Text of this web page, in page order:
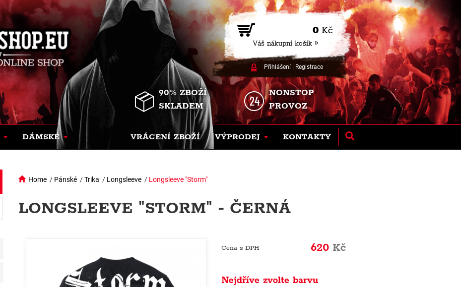
0 Kč
Váš nákupní košík »
Přihlášení| Registrace
90% ZBOŽÍ
SKLADEM
NONSTOP
PROVOZ
DÁMSKÉ VRÁCENÍ ZBOŽÍ VÝPRODEJ KONTAKTY
Home / Pánské /Trika / Longsleeve / Longsleeve "Storm"
LONGSLEEVE "STORM" - ČERNÁ
Cena s DPH 620 Kč
Nejdříve zvolte barvu